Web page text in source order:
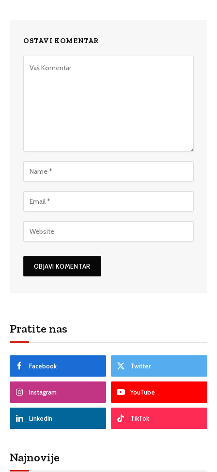
OSTAVI KOMENTAR
Pratite nas
Facebook Twitter
Instagram YouTube
LinkedIn TikTok
Najnovije